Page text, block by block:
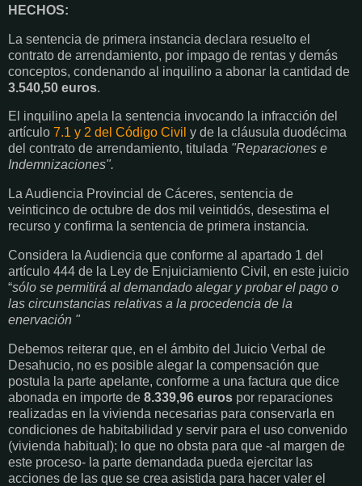
HECHOS:
La sentencia de primera instancia declara resuelto el
contrato de arrendamiento, por impago de rentas y demás
conceptos, condenando al inquilino a abonar la cantidad de
3.540,50 euros.
El inquilino apela la sentencia invocando la infracción del
artículo 7.1 y 2 del Código Civil y de la cláusula duodécima
del contrato de arrendamiento, titulada "Reparaciones e
Indemnizaciones".
La Audiencia Provincial de Cáceres, sentencia de
veinticinco de octubre de dos mil veintidós, desestima el
recurso y confirma la sentencia de primera instancia.
Considera la Audiencia que conforme al apartado 1 del
artículo 444 de la Ley de Enjuiciamiento Civil, en este juicio
“sólo se permitirá al demandado alegar y probar el pago o
las circunstancias relativas a la procedencia de la
enervación "
Debemos reiterar que, en el ámbito del Juicio Verbal de
Desahucio, no es posible alegar la compensación que
postula la parte apelante, conforme a una factura que dice
abonada en importe de 8.339,96 euros por reparaciones
realizadas en la vivienda necesarias para conservarla en
condiciones de habitabilidad y servir para el uso convenido
(vivienda habitual); lo que no obsta para que -al margen de
este proceso- la parte demandada pueda ejercitar las
acciones de las que se crea asistida para hacer valer el